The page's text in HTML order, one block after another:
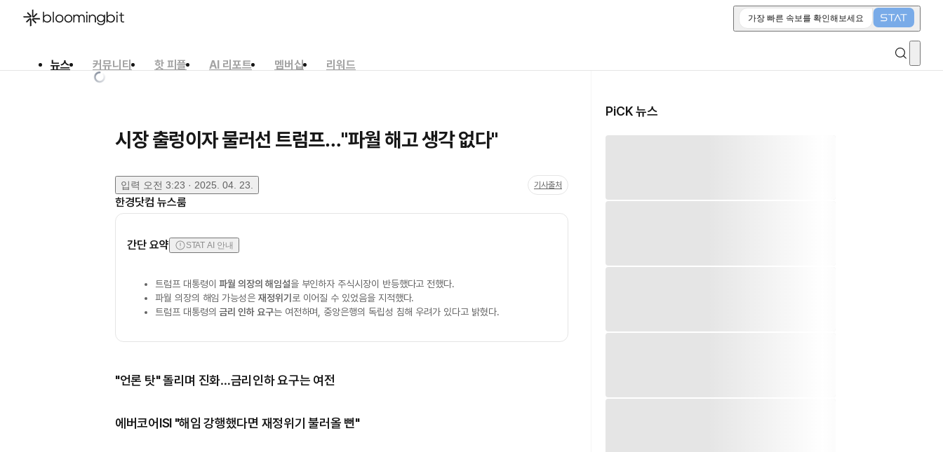
가장 빠른 속보를 확인해보세요
뉴스 커뮤니티 핫 피플 AI 리포트 멤버십
리워드
시장 출렁이자 물러선 트럼프…"파월 해고 생각 없다"
입력 오전 3:23 · 2025. 04. 23. 기사출처
한경닷컴 뉴스룸
간단 요약 STAT AI 안내
트럼프 대통령이파월 의장의 해임설을 부인하자 주식시장이 반등했다고 전했다.
파월 의장의 해임 가능성은 재정위기 로 이어질 수 있었음을 지적했다.
트럼프 대통령의금리 인하 요구는 여전하며, 중앙은행의 독립성 침해 우려가 있다고 밝혔다.
"언론 탓" 돌리며 진화…금리인하 요구는 여전
에버코어ISI "해임 강행했다면 재정위기 불러올 뻔"
PiCK 뉴스